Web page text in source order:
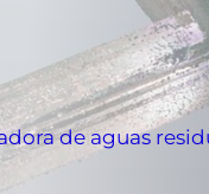
de aguas